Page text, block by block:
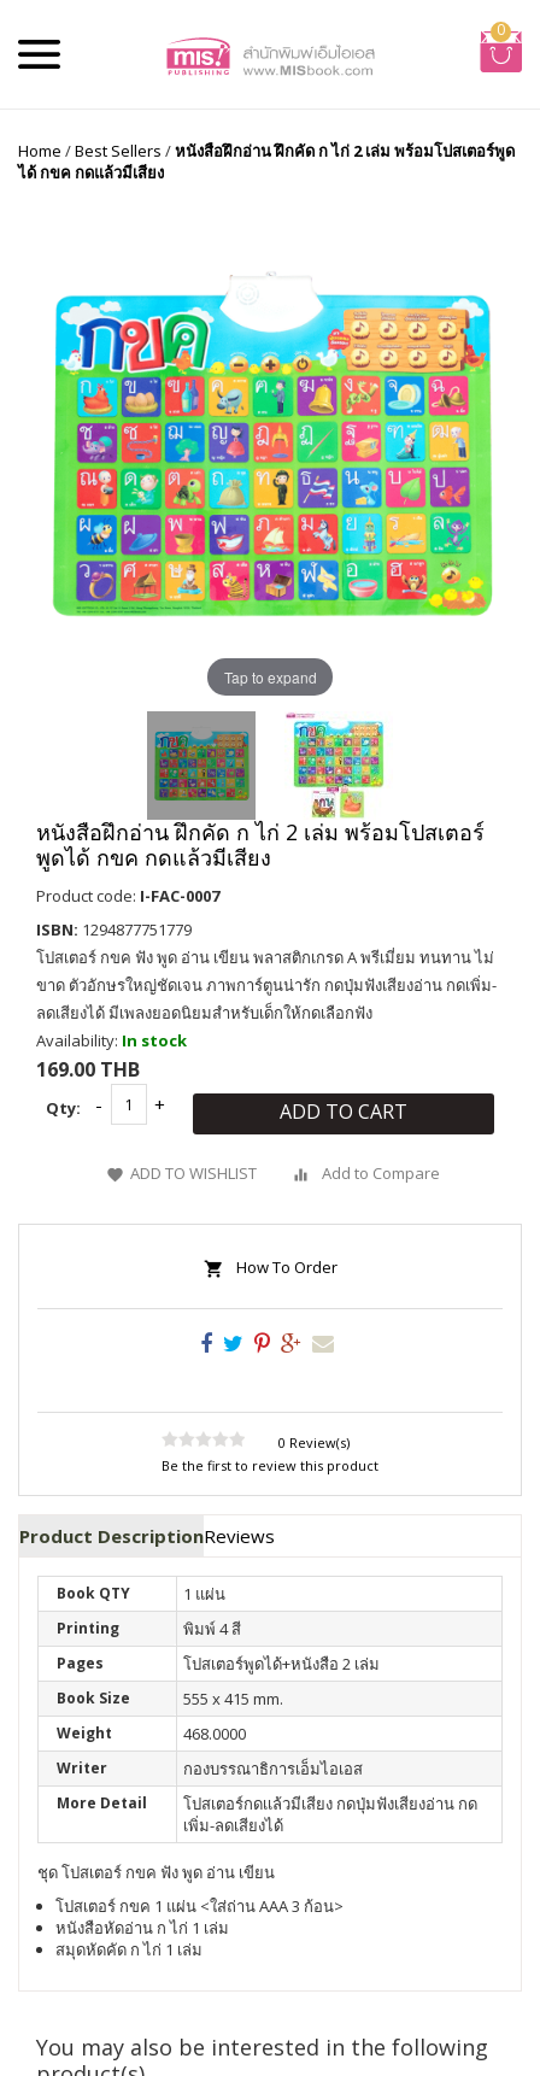
0
Home /Best Sellers /หนังสือฝึกอ่าน ฝึกคัด ก ไก่ 2 เล่ม พร้อมโปสเตอร์พูด
ได้ กขค กดแล้วมีเสียง
Tap to expand
หนังสือฝึกอ่าน ฝึกคัด ก ไก่ 2 เล่ม พร้อมโปสเตอร์
พูดได้ กขค กดแล้วมีเสียง
Product code: I-FAC-0007
ISBN: 1294877751779
โปสเตอร์ กขค ฟัง พูด อ่าน เขียน พลาสติกเกรด A พรีเมี่ยม ทนทาน ไม่
ขาด ตัวอักษรใหญ่ชัดเจน ภาพการ์ตูนน่ารัก กดปุ่มฟังเสียงอ่าน กดเพิ่ม-
ลดเสียงได้ มีเพลงยอดนิยมสำหรับเด็กให้กดเลือกฟัง
Availability: In stock
169.00 THB
Qty: ADD TO CART
ADD TO WISHLIST Add to Compare
How To Order
0 Review(s)
Be the first to review this product
Product DescriptionReviews
Book QTY 1 แผ่น
Printing พิมพ์ 4 สี
Pages โปสเตอร์พูดได้+หนังสือ 2 เล่ม
Book Size 555 x 415 mm.
Weight 468.0000
Writer กองบรรณาธิการเอ็มไอเอส
More Detail
โปสเตอร์กดเเล้วมีเสียง กดปุ่มฟังเสียงอ่าน กด
เพิ่ม-ลดเสียงได้
ชุด โปสเตอร์ กขค ฟัง พูด อ่าน เขียน
โปสเตอร์ กขค 1 แผ่น <ใส่ถ่าน AAA 3 ก้อน>
หนังสือหัดอ่าน ก ไก่ 1 เล่ม
สมุดหัดคัด ก ไก่ 1 เล่ม
You may also be interested in the following